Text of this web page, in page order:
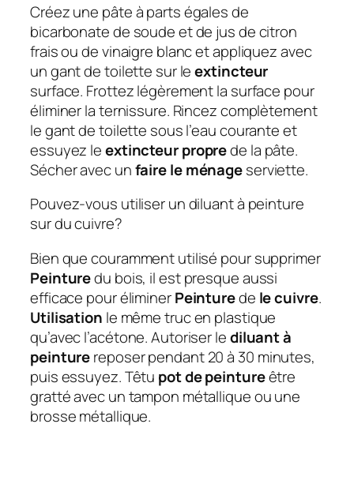
Créez une pâte à parts égales de
bicarbonate de soude et de jus de citron
frais ou de vinaigre blanc et appliquez avec
un gant de toilette sur leextincteur
surface. Frottez légèrement la surface pour
éliminer la ternissure. Rincez complètement
le gant de toilette sous l’eau courante et
essuyez leextincteur proprede la pâte.
Sécher avec unfaire le ménageserviette.
Pouvez-vous utiliser un diluant à peinture
sur du cuivre?
Bien que couramment utilisé pour supprimer
Peinturedu bois, il est presque aussi
efficace pour éliminerPeinturede le cuivre.
Utilisation le même truc en plastique
qu’avec l’acétone. Autoriser lediluant à
peinturereposer pendant 20 à 30 minutes,
puis essuyez. Têtu pot de peintureêtre
gratté avec un tampon métallique ou une
brosse métallique.